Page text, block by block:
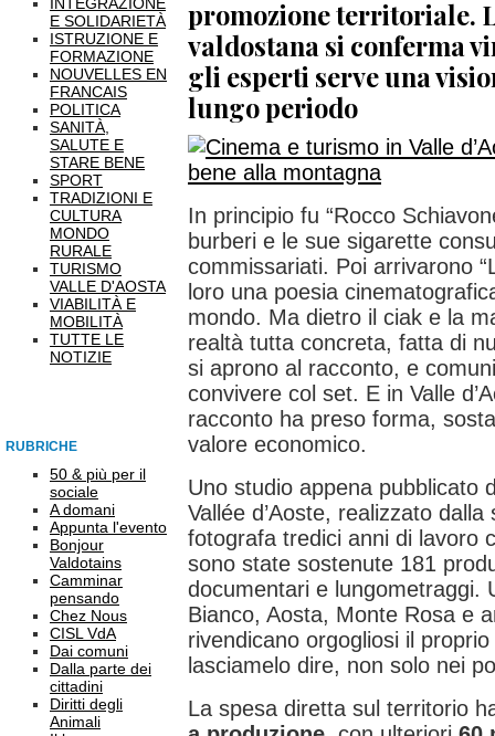
E SOLIDARIETÀ
ISTRUZIONE E
FORMAZIONE
NOUVELLES EN
FRANCAIS
POLITICA
SANITÀ,
SALUTE E
STARE BENE
SPORT
TRADIZIONI E
CULTURA
MONDO
RURALE
TURISMO
VALLE D'AOSTA
VIABILITÀ E
MOBILITÀ
TUTTE LE
NOTIZIE
RUBRICHE
50 & più per il
sociale
A domani
Appunta l'evento
Bonjour
Valdotains
Camminar
pensando
Chez Nous
CISL VdA
Dai comuni
Dalla parte dei
cittadini
Diritti degli
Animali
promozione territoriale.
valdostana si conferma
gli esperti serve una
lungo periodo
In principio fu “Rocco
burberi e le sue sigarette
commissariati. Poi arrivarono
loro una poesia
mondo. Ma dietro il ciak e la
realtà tutta concreta, fatta di
si aprono al racconto, e
convivere col set. E in Valle
racconto ha preso forma,
valore economico.
Uno studio appena pubblicato
Vallée d’Aoste, realizzato
fotografa tredici anni di lavoro
sono state sostenute 181
documentari e lungometraggi.
Bianco, Aosta, Monte Rosa e
rivendicano orgogliosi il
lasciamelo dire, non solo nei
La spesa diretta sul territorio